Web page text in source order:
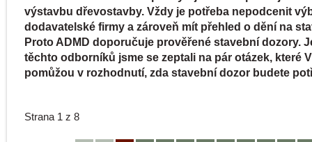
výstavbu dřevostavby. Vždy je potřeba nepodcenit
dodavatelské firmy a zároveň mít přehled o dění na
Proto ADMD doporučuje prověřené stavební dozory.
těchto odborníků jsme se zeptali na pár otázek, které
pomůžou v rozhodnutí, zda stavební dozor budete
Strana 1 z 8